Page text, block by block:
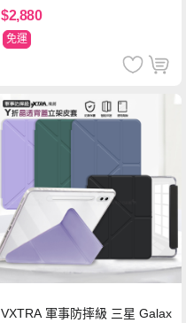
$2,880
免運
VXTRA 軍事防摔級 三星 Galax